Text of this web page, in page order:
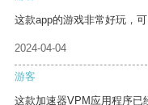
这款app的游戏非常好玩，可
2024-04-04
游客
这款加速器VPM应用程序已